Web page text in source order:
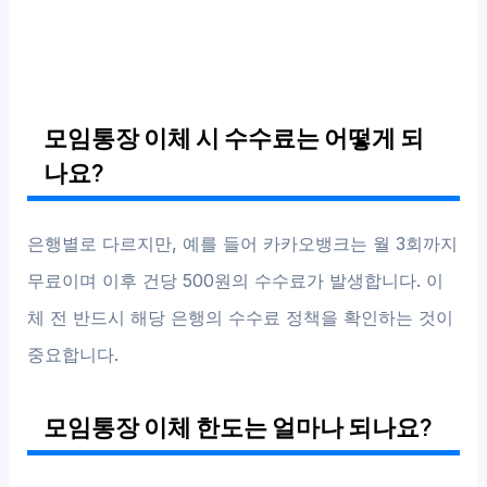
모임통장 이체 시 수수료는 어떻게 되
나요?
은행별로 다르지만, 예를 들어 카카오뱅크는 월 3회까지
무료이며 이후 건당 500원의 수수료가 발생합니다. 이
체 전 반드시 해당 은행의 수수료 정책을 확인하는 것이
중요합니다.
모임통장 이체 한도는 얼마나 되나요?